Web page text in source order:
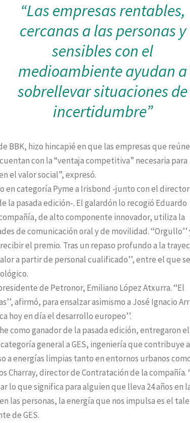
“Las empresas rentables,
cercanas a las personas y
sensibles con el
medioambiente ayudan a
sobrellevar situaciones de
incertidumbre”
BBK, hizo hincapié en que las empresas que
con la “ventaja competitiva” necesaria para
el valor social”, expresó.
en categoría Pyme a Irisbond -junto con el
la pasada edición-. El galardón lo recogió Eduardo
de alto componente innovador, utiliza la
de comunicación oral y de movilidad. ‘‘Orgullo’’
el premio. Tras un repaso profundo a la
a partir de personal cualificado’’, entre el que se
de Petronor, Emiliano López Atxurra. ‘‘El
afirmó, para ensalzar asimismo a José Ignacio
hoy en día el desarrollo europeo’’.
como ganador de la pasada edición, entregaron el
general a GES, ingeniería que contribuye
a energías limpias tanto en entornos urbanos
director de Contratación de la compañía.
lo que significa para alguien que lleva 24 años en
las personas, la energía que nos impulsa es el
de GES.